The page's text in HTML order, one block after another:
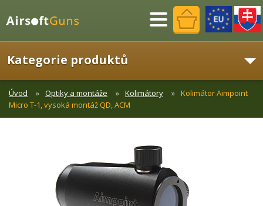
Menu
Kategorie produktů
Úvod Optiky a montáže Kolimátory
Kolimátor Aimpoint
Micro T-1, vysoká montáž QD, ACM